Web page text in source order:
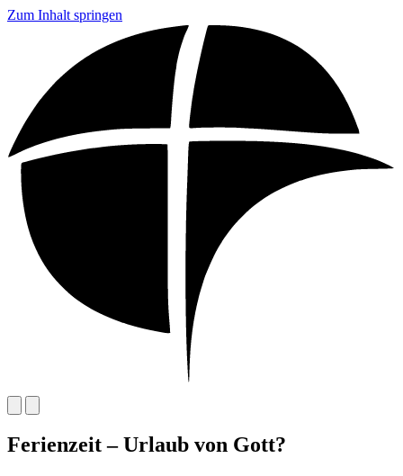
Zum Inhalt springen
Ferienzeit – Urlaub von Gott?